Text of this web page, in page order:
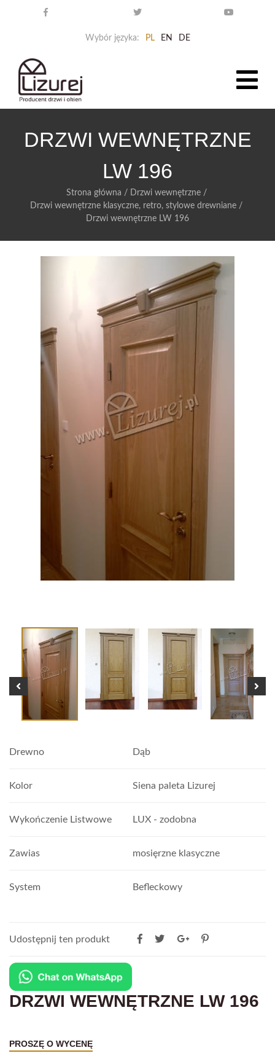
Wybór języka: PL EN DE
DRZWI WEWNĘTRZNE
LW 196
Strona główna / Drzwi wewnętrzne/
Drzwi wewnętrzne klasyczne, retro, stylowe drewniane /
Drzwi wewnętrzne LW 196
Drewno Dąb
Kolor Siena paleta Lizurej
Wykończenie Listwowe LUX - zodobna
Zawias mosięrzne klasyczne
System Befleckowy
Udostępnij ten produkt
DRZWI WEWNĘTRZNE LW 196
PROSZĘ O WYCENĘ